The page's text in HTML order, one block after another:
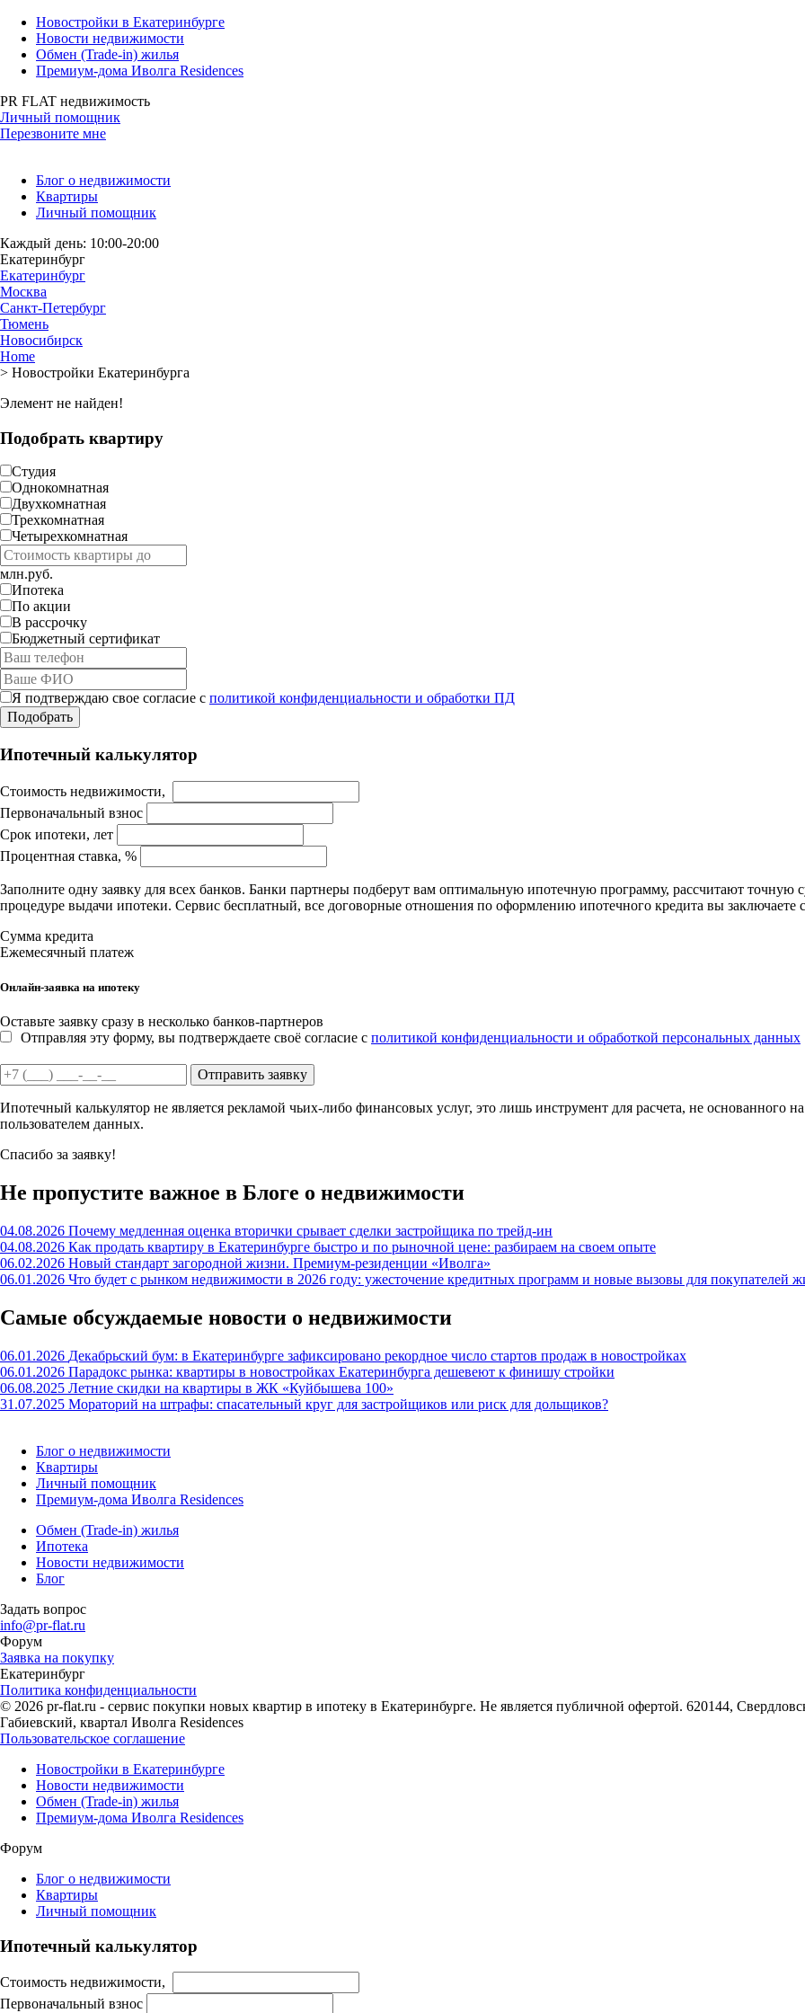
Новостройки в Екатеринбурге
Новости недвижимости
Обмен (Trade-in) жилья
Премиум-дома Иволга Residences
PR FLAT недвижимость
Личный помощник
Перезвоните мне
Блог о недвижимости
Квартиры
Личный помощник
Каждый день: 10:00-20:00
Екатеринбург
Екатеринбург
Москва
Санкт-Петербург
Тюмень
Новосибирск
Home
> Новостройки Екатеринбурга
Элемент не найден!
Подобрать квартиру
Студия
Однокомнатная
Двухкомнатная
Трехкомнатная
Четырехкомнатная
млн.руб.
Ипотека
По акции
В рассрочку
Бюджетный сертификат
Я подтверждаю свое согласие с политикой конфиденциальности и обработки ПД
Ипотечный калькулятор
Стоимость недвижимости,
Первоначальный взнос
Срок ипотеки, лет
Процентная ставка, %
Заполните одну заявку для всех банков. Банки партнеры подберут вам оптимальную ипотечную программу, рассчитают точную
процедуре выдачи ипотеки. Сервис бесплатный, все договорные отношения по оформлению ипотечного кредита вы заключаете
Сумма кредита
Ежемесячный платеж
Онлайн-заявка на ипотеку
Оставьте заявку сразу в несколько банков-партнеров
Отправляя эту форму, вы подтверждаете своё согласие с политикой конфиденциальности и обработкой персональных данных
Отправить заявку
Ипотечный калькулятор не является рекламой чьих-либо финансовых услуг, это лишь инструмент для расчета, не основанного
пользователем данных.
Спасибо за заявку!
Не пропустите важное в Блоге о недвижимости
04.08.2026 Почему медленная оценка вторички срывает сделки застройщика по трейд-ин
04.08.2026 Как продать квартиру в Екатеринбурге быстро и по рыночной цене: разбираем на своем опыте
06.02.2026 Новый стандарт загородной жизни. Премиум-резиденции «Иволга»
06.01.2026 Что будет с рынком недвижимости в 2026 году: ужесточение кредитных программ и новые вызовы для покупателей
Самые обсуждаемые новости о недвижимости
06.01.2026 Декабрьский бум: в Екатеринбурге зафиксировано рекордное число стартов продаж в новостройках
06.01.2026 Парадокс рынка: квартиры в новостройках Екатеринбурга дешевеют к финишу стройки
06.08.2025 Летние скидки на квартиры в ЖК «Куйбышева 100»
31.07.2025 Мораторий на штрафы: спасательный круг для застройщиков или риск для дольщиков?
Блог о недвижимости
Квартиры
Личный помощник
Премиум-дома Иволга Residences
Обмен (Trade-in) жилья
Ипотека
Новости недвижимости
Блог
Задать вопрос
info@pr-flat.ru
Форум
Заявка на покупку
Екатеринбург
Политика конфиденциальности
© 2026 pr-flat.ru - сервис покупки новых квартир в ипотеку в Екатеринбурге. Не является публичной офертой. 620144,
Габиевский, квартал Иволга Residences
Пользовательское соглашение
Новостройки в Екатеринбурге
Новости недвижимости
Обмен (Trade-in) жилья
Премиум-дома Иволга Residences
Форум
Блог о недвижимости
Квартиры
Личный помощник
Ипотечный калькулятор
Стоимость недвижимости,
Первоначальный взнос